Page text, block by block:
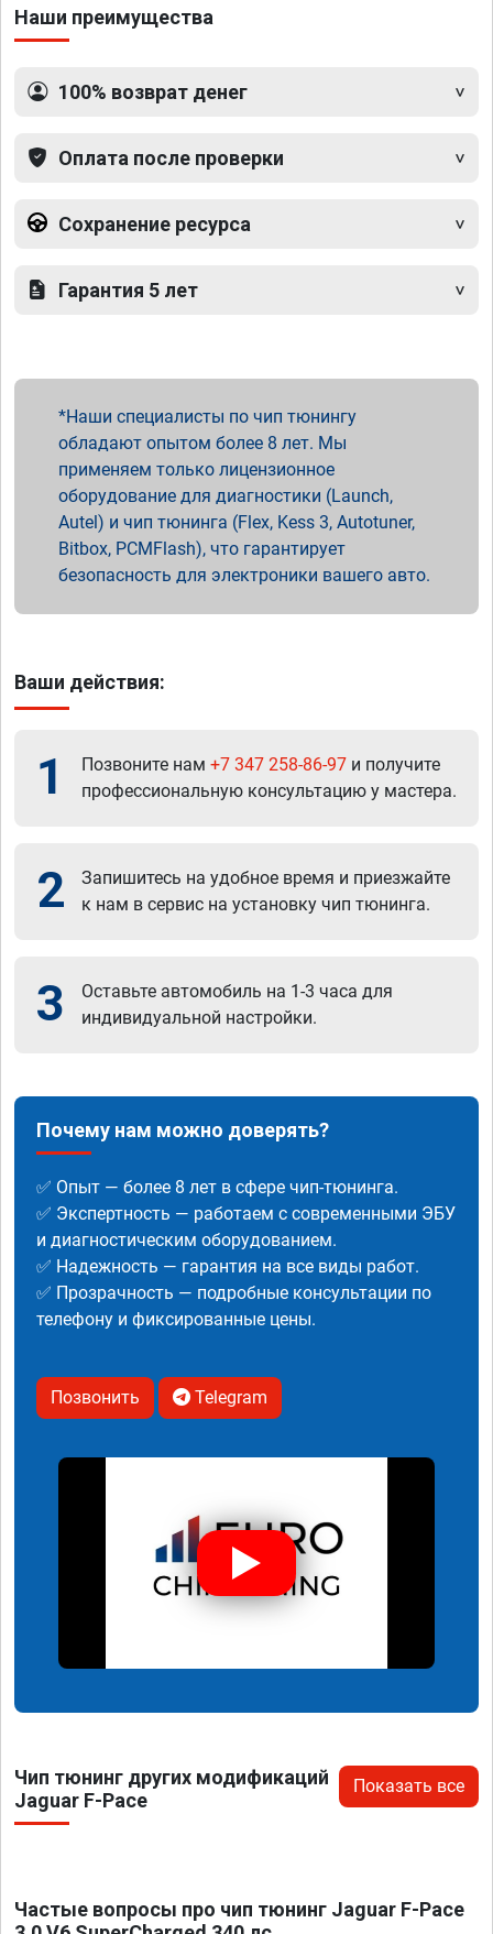
Наши преимущества
100% возврат денег
Оплата после проверки
Сохранение ресурса
Гарантия 5 лет
Наши специалисты по чип тюнингу
обладают опытом более 8 лет. Мы
применяем только лицензионное
оборудование для диагностики (Launch,
Autel) и чип тюнинга (Flex, Kess 3, Autotuner,
Bitbox, PCMFlash), что гарантирует
безопасность для электроники вашего авто.
Ваши действия:
1 Позвоните нам +7 347 258-86-97 и получите
профессиональную консультацию у мастера.
2
Запишитесь на удобное время и приезжайте
к нам в сервис на установку чип тюнинга.
3
Оставьте автомобиль на 1-3 часа для
индивидуальной настройки.
Почему нам можно доверять?
✅ Опыт — более 8 лет в сфере чип-тюнинга.
✅ Экспертность — работаем с современными ЭБУ
и диагностическим оборудованием.
✅ Надежность — гарантия на все виды работ.
✅ Прозрачность — подробные консультации по
телефону и фиксированные цены.
Позвонить Telegram
Чип тюнинг других модификаций
Jaguar F-Pace
Показать все
Частые вопросы про чип тюнинг Jaguar F-Pace